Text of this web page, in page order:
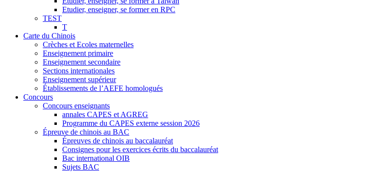
Etudier, enseigner, se former en RPC
TEST
T
Carte du Chinois
Crèches et Ecoles maternelles
Enseignement primaire
Enseignement secondaire
Sections internationales
Enseignement supérieur
Établissements de l’AEFE homologués
Concours
Concours enseignants
annales CAPES et AGREG
Programme du CAPES externe session 2026
Épreuve de chinois au BAC
Épreuves de chinois au baccalauréat
Consignes pour les exercices écrits du baccalauréat
Bac international OIB
Sujets BAC